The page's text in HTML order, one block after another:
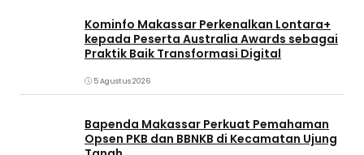
Kominfo Makassar Perkenalkan Lontara+
kepada Peserta Australia Awards sebagai
Praktik Baik Transformasi Digital
5 Agustus 2026
Bapenda Makassar Perkuat Pemahaman
Opsen PKB dan BBNKB di Kecamatan Ujung